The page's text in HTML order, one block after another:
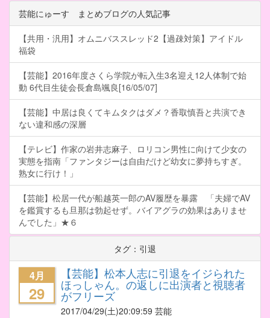
芸能にゅーす まとめブログの人気記事
【共用・汎用】オムニバススレッド2【過疎対策】アイドル
福袋
【芸能】2016年度さくら学院が転入生3名迎え12人体制で始
動 6代目生徒会長倉島颯良[16/05/07]
【芸能】中居は良くてキムタクはダメ？香取慎吾と共演でき
ない違和感の深層
【テレビ】作家の岩井志麻子、ロリコン男性に向けて少女の
実態を指南「ファンタジーは自由だけど幼女に夢持ちすぎ。
熟女に行け！」
【芸能】松居一代が船越英一郎のAV履歴を暴露 「夫婦でAV
を鑑賞するも旦那は勃起せず。バイアグラの効果はありませ
んでした」★６
タグ：引退
4月
29
【芸能】松本人志に引退をイジられた
ほっしゃん。の返しに出演者と視聴者
がフリーズ
2017/04/29(土)20:09:59 芸能